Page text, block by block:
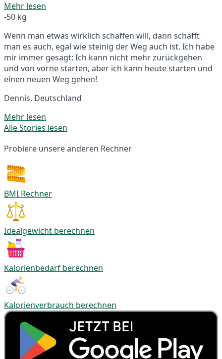
Mehr lesen
-50 kg
Wenn man etwas wirklich schaffen will, dann schafft
man es auch, egal wie steinig der Weg auch ist. Ich habe
mir immer gesagt: Ich kann nicht mehr zurückgehen
und von vorne starten, aber ich kann heute starten und
einen neuen Weg gehen!
Dennis, Deutschland
Mehr lesen
Alle Stories lesen
Probiere unsere anderen Rechner
BMI Rechner
Idealgewicht berechnen
Kalorienbedarf berechnen
Kalorienverbrauch berechnen